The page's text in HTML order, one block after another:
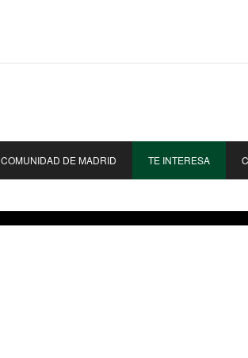
COMUNIDAD DE MADRID TE INTERESA